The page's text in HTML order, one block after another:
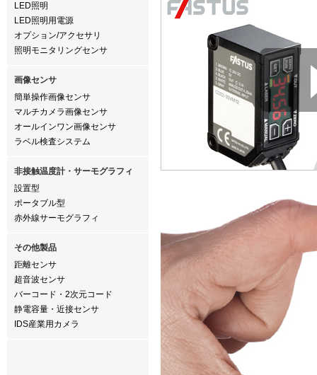
LED照明
LED照明用電源
オプション/アクセサリ
照明モニタリングセンサ
画像センサ
簡単操作画像センサ
マルチカメラ画像センサ
オールインワン画像センサ
ラベル検査システム
非接触温度計・サーモグラフィ
設置型
ポータブル型
赤外線サーモグラフィ
その他製品
距離センサ
超音波センサ
バーコード・2次元コード
静電容量・近接センサ
IDS産業用カメラ